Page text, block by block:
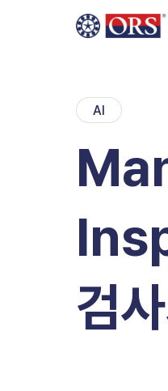
Skip to content
AI
검